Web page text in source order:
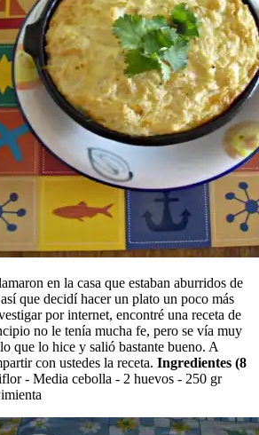
en la casa que estaban aburridos de
que decidí hacer un plato un poco más
por internet, encontré una receta de
no le tenía mucha fe, pero se vía muy
que lo hice y salió bastante bueno. A
con ustedes la receta. Ingredientes (8
- Media cebolla - 2 huevos - 250 gr